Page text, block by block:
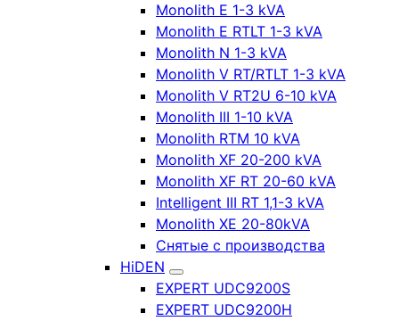
Monolith E 1-3 kVA
Monolith E RTLT 1-3 kVA
Monolith N 1-3 kVA
Monolith V RT/RTLT 1-3 kVA
Monolith V RT2U 6-10 kVA
Monolith III 1-10 kVA
Monolith RTM 10 kVA
Monolith XF 20-200 kVA
Monolith XF RT 20-60 kVA
Intelligent III RT 1,1-3 kVA
Monolith XE 20-80kVA
Снятые с производства
HiDEN
EXPERT UDC9200S
EXPERT UDC9200H